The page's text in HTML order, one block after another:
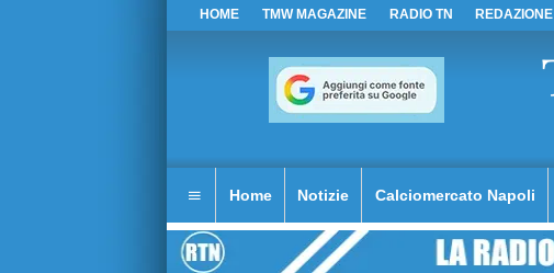
HOME TMW MAGAZINE RADIO TN REDAZIONE
Home Notizie Calciomercato Napoli